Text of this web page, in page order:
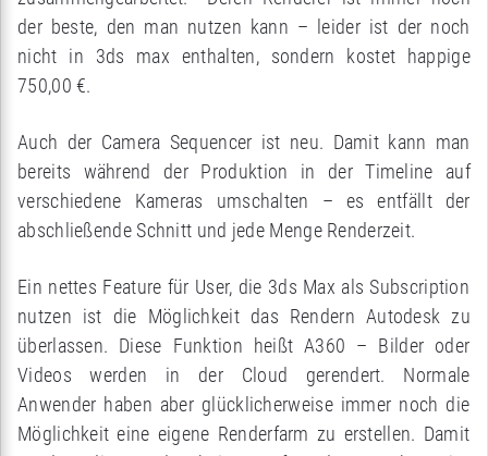
der beste, den man nutzen kann – leider ist der noch
nicht in 3ds max enthalten, sondern kostet happige
750,00 €.
Auch der Camera Sequencer ist neu. Damit kann man
bereits während der Produktion in der Timeline auf
verschiedene Kameras umschalten – es entfällt der
abschließende Schnitt und jede Menge Renderzeit.
Ein nettes Feature für User, die 3ds Max als Subscription
nutzen ist die Möglichkeit das Rendern Autodesk zu
überlassen. Diese Funktion heißt A360 – Bilder oder
Videos werden in der Cloud gerendert. Normale
Anwender haben aber glücklicherweise immer noch die
Möglichkeit eine eigene Renderfarm zu erstellen. Damit